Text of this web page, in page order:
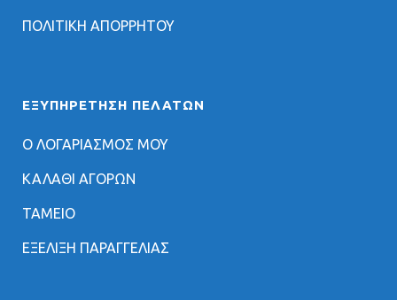
ΠΟΛΙΤΙΚΗ ΑΠΟΡΡΗΤΟΥ
ΕΞΥΠΗΡΈΤΗΣΗ ΠΕΛΑΤΏΝ
Ο ΛΟΓΑΡΙΑΣΜΟΣ ΜΟΥ
ΚΑΛΑΘΙ ΑΓΟΡΩΝ
ΤΑΜΕΙΟ
ΕΞΕΛΙΞΗ ΠΑΡΑΓΓΕΛΙΑΣ